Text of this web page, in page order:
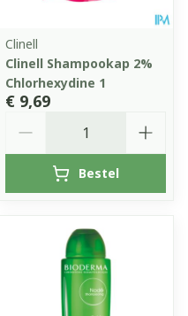
Clinell
Clinell Shampookap 2%
Chlorhexydine 1
€ 9,69
Bestel